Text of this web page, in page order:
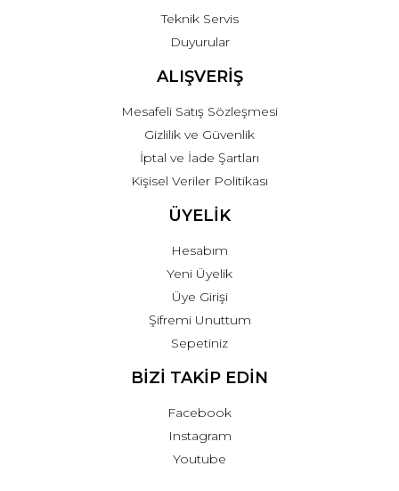
Teknik Servis
Duyurular
ALIŞVERİŞ
Mesafeli Satış Sözleşmesi
Gizlilik ve Güvenlik
İptal ve İade Şartları
Kişisel Veriler Politikası
ÜYELİK
Hesabım
Yeni Üyelik
Üye Girişi
Şifremi Unuttum
Sepetiniz
BİZİ TAKİP EDİN
Facebook
Instagram
Youtube